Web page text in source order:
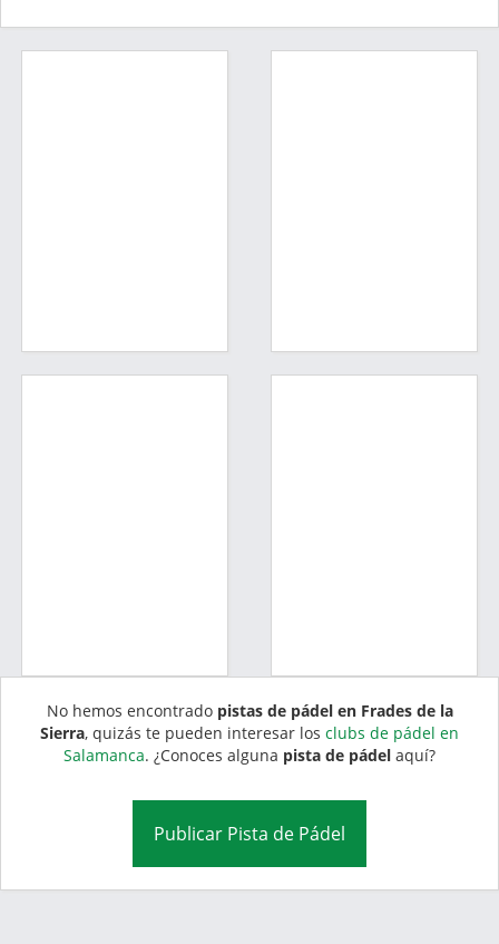
No hemos encontrado pistas de pádel en Frades de la
Sierra, quizás te pueden interesar los clubs de pádel en
Salamanca. ¿Conoces alguna pista de pádel aquí?
Publicar Pista de Pádel